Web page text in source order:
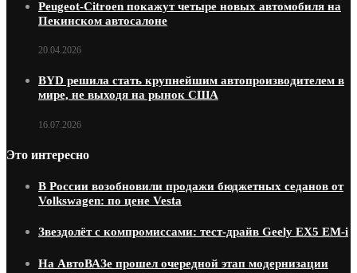
Peugeot-Citroen покажут четыре новых автомобиля на
Пекинском автосалоне
20.04.2026
BYD решила стать крупнейшим автопроизводителем в
мире, не выходя на рынок США
16.07.2026
Это интересно
В России возобновили продажи бюджетных седанов от
Volkswagen: по цене Vesta
Звездолёт с компромиссами: тест-драйв Geely EX5 EM-i
На АвтоВАЗе прошел очередной этап модернизации